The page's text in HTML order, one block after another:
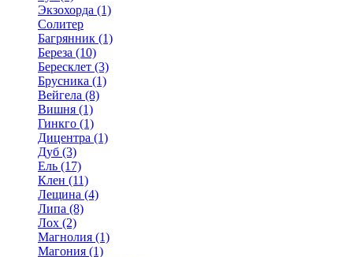
Экзохорда (1)
Солитер
Багрянник (1)
Береза (10)
Бересклет (3)
Брусника (1)
Вейгела (8)
Вишня (1)
Гинкго (1)
Дицентра (1)
Дуб (3)
Ель (17)
Клен (11)
Лещина (4)
Липа (8)
Лох (2)
Магнолия (1)
Магония (1)